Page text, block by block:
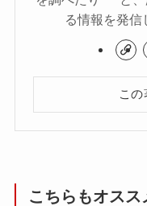
る情報を発信
こ
こちらもオスス